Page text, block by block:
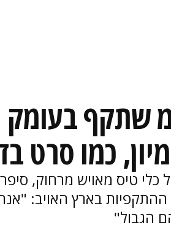
שתקף בעומק
כמו סרט
כלי טיס מאויש מרחוק,
בארץ האויב:
הגבול"